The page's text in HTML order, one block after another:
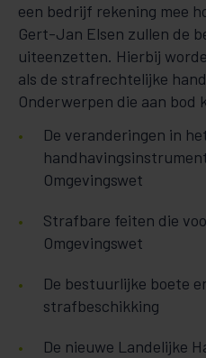
een bedrijf rekening mee
Gert-Jan Elsen zullen de
uiteenzetten. Hierbij
als de strafrechtelijke
Onderwerpen die aan bod
De veranderingen in
Omgevingswet
Strafbare feiten die
Omgevingswet
De bestuurlijke boete
strafbeschikking
De nieuwe Landelijke